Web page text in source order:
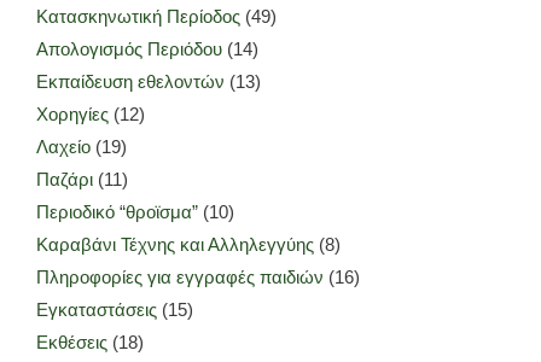
Κατασκηνωτική Περίοδος (49)
Απολογισμός Περιόδου (14)
Εκπαίδευση εθελοντών (13)
Χορηγίες (12)
Λαχείο (19)
Παζάρι (11)
Περιοδικό “θροϊσμα” (10)
Καραβάνι Τέχνης και Αλληλεγγύης (8)
Πληροφορίες για εγγραφές παιδιών (16)
Εγκαταστάσεις (15)
Εκθέσεις (18)